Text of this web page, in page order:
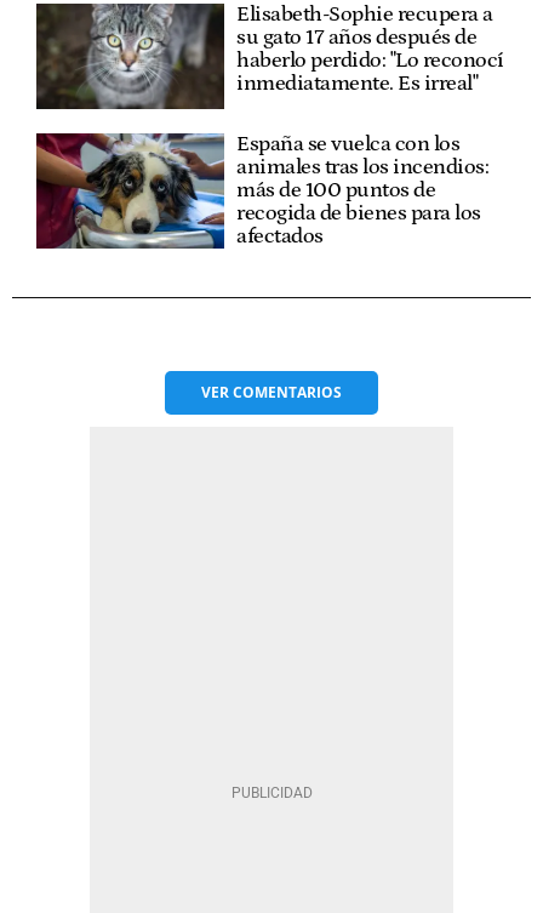
Elisabeth-Sophie recupera a
su gato 17 años después de
haberlo perdido: "Lo reconocí
inmediatamente. Es irreal"
España se vuelca con los
animales tras los incendios:
más de 100 puntos de
recogida de bienes para los
afectados
VERCOMENTARIOS